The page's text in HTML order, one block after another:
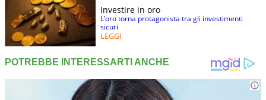
Investire in oro
L’oro torna protagonista tra gli investimenti
sicuri
LEGGI